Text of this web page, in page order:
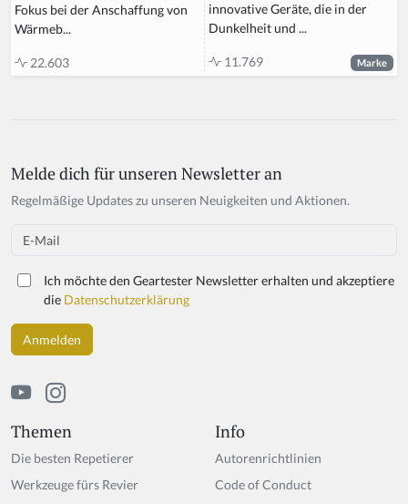
Fokus bei der Anschaffung von
Wärmeb...
22.603
innovative Geräte, die in der
Dunkelheit und ...
11.769 Marke
Themen
Die besten Repetierer
Werkzeuge fürs Revier
Info
Autorenrichtlinien
Code of Conduct
Melde dich für unseren Newsletter an
Regelmäßige Updates zu unseren Neuigkeiten und Aktionen.
Email
Ich möchte den Geartester Newsletter erhalten und akzeptiere
die Datenschutzerklärung